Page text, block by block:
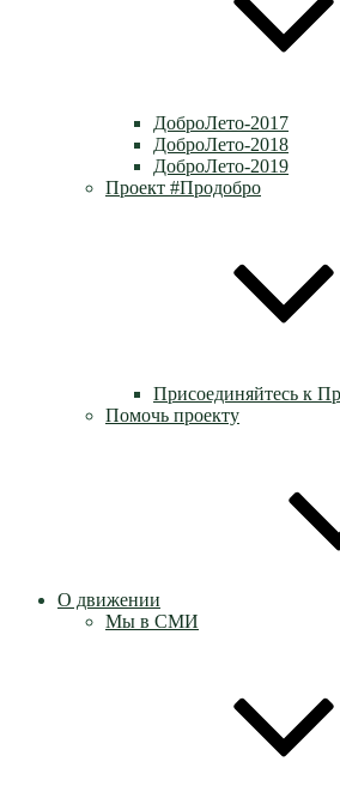
ДоброЛето-2017
ДоброЛето-2018
ДоброЛето-2019
Проект #Продобро
Присоединяйтесь к
Помочь проекту
О движении
Мы в СМИ